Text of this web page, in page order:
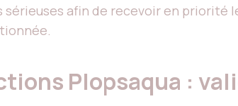
afin de recevoir en priorité
Plopsaqua :